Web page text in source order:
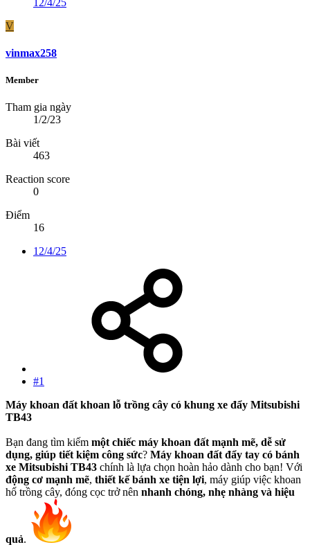
V
vinmax258
Member
Tham gia ngày
1/2/23
Bài viết
463
Reaction score
0
Điểm
16
12/4/25
#1
Máy khoan đất khoan lỗ trồng cây có khung xe đẩy Mitsubishi
TB43
Bạn đang tìm kiếm một chiếc máy khoan đất mạnh mẽ, dễ sử
dụng, giúp tiết kiệm công sức? Máy khoan đất đẩy tay có bánh
xe Mitsubishi TB43 chính là lựa chọn hoàn hảo dành cho bạn! Với
động cơ mạnh mẽ, thiết kế bánh xe tiện lợi, máy giúp việc khoan
hố trồng cây, đóng cọc trở nên nhanh chóng, nhẹ nhàng và hiệu
quả.